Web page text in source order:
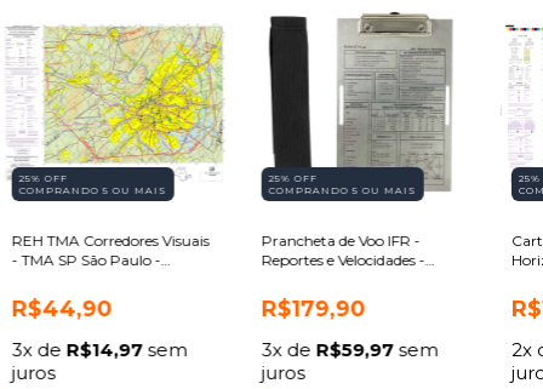
25% OFF
COMPRANDO 5 OU MAIS
REH TMA Corredores Visuais
- TMA SP São Paulo -
R$44,90
3x de R$14,97sem
juros
25% OFF
COMPRANDO 5 OU MAIS
Prancheta de Voo IFR -
Reportes e Velocidades -
R$179,90
3x de R$59,97sem
juros
25%
2x